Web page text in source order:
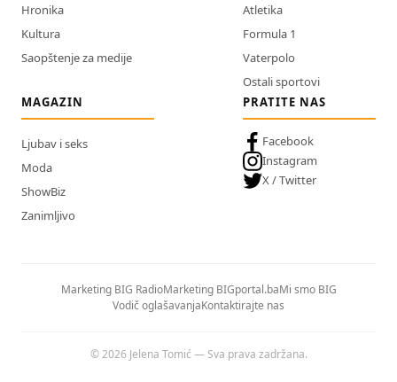
Hronika
Kultura
Saopštenje za medije
Atletika
Formula 1
Vaterpolo
Ostali sportovi
MAGAZIN
Ljubav i seks
Moda
ShowBiz
Zanimljivo
PRATITE NAS
Facebook
Instagram
X / Twitter
Marketing BIG RadioMarketing BIGportal.baMi smo BIG
Vodič oglašavanjaKontaktirajte nas
© 2026 Jelena Tomić — Sva prava zadržana.